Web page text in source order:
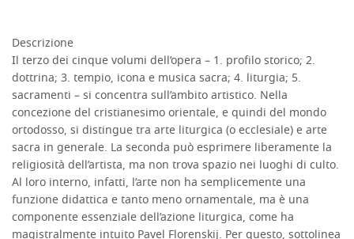
Descrizione
Il terzo dei cinque volumi dell’opera – 1. profilo storico; 2.
dottrina; 3. tempio, icona e musica sacra; 4. liturgia; 5.
sacramenti – si concentra sull’ambito artistico. Nella
concezione del cristianesimo orientale, e quindi del mondo
ortodosso, si distingue tra arte liturgica (o ecclesiale) e arte
sacra in generale. La seconda può esprimere liberamente la
religiosità dell’artista, ma non trova spazio nei luoghi di culto.
Al loro interno, infatti, l’arte non ha semplicemente una
funzione didattica e tanto meno ornamentale, ma è una
componente essenziale dell’azione liturgica, come ha